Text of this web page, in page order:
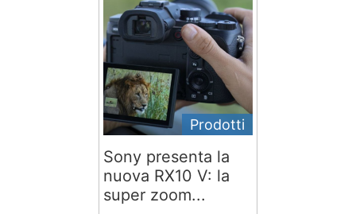
Prodotti
Sony presenta la
nuova RX10 V: la
super zoom...